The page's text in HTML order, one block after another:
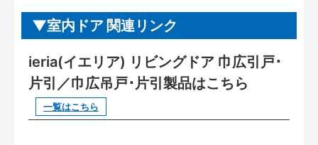
室内ドア 関連リンク
ieria(イエリア) リビングドア 巾広引戸･
片引／巾広吊戸･片引製品はこちら
一覧はこちら